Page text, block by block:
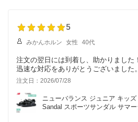
5
みかんホルン 女性 40代
注文の翌日には到着し、助かりました！
注文日：2026/07/28
ニューバランス ジュニア キッ
Sandal スポーツサンダル サマ